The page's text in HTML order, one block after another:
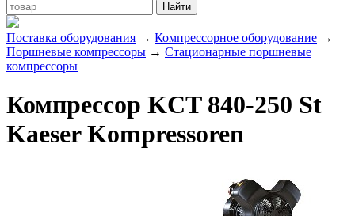
Поставка оборудования → Компрессорное оборудование →
Поршневые компрессоры → Стационарные поршневые
компрессоры
Компрессор KCT 840-250 St
Kaeser Kompressoren